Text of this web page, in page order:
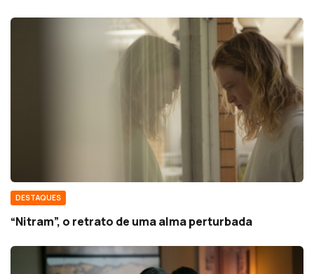
DESTAQUES
“Nitram”, o retrato de uma alma perturbada